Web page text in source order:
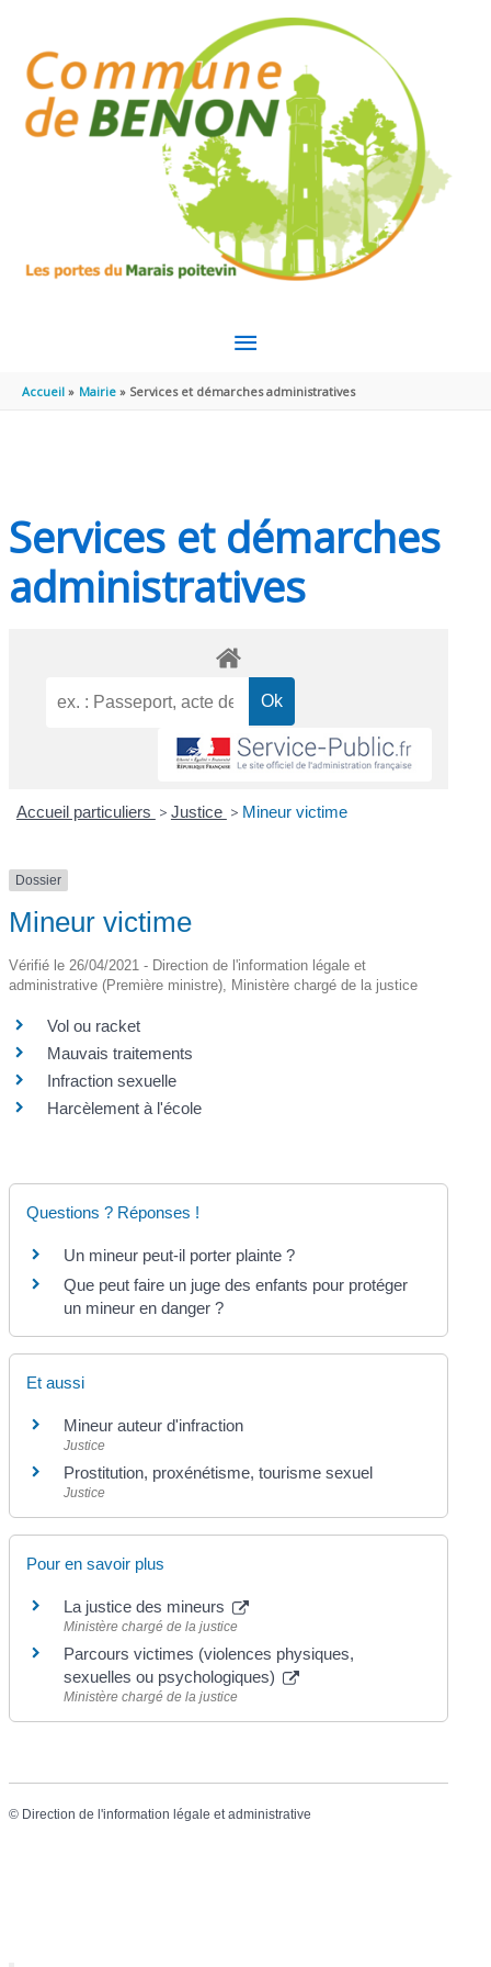
MENU
PRINCIPAL
Accueil Mairie Services et démarches administratives
Services et démarches
administratives
Accueil particuliers > Justice > Mineur victime
Dossier
Mineur victime
Vérifié le 26/04/2021 - Direction de l'information légale et
administrative (Première ministre), Ministère chargé de la justice
Vol ou racket
Mauvais traitements
Infraction sexuelle
Harcèlement à l'école
Questions ? Réponses !
Un mineur peut-il porter plainte ?
Que peut faire un juge des enfants pour protéger
un mineur en danger ?
Et aussi
Mineur auteur d'infraction
Justice
Prostitution, proxénétisme, tourisme sexuel
Justice
Pour en savoir plus
La justice des mineurs
Ministère chargé de la justice
Parcours victimes (violences physiques,
sexuelles ou psychologiques)
Ministère chargé de la justice
© Direction de l'information légale et administrative